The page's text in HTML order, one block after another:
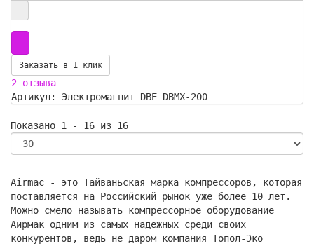
Заказать в 1 клик
2 отзыва
Артикул: Электромагнит DBE DBMX-200
Показано 1 - 16 из 16
Airmac - это Тайваньская марка компрессоров, которая
поставляется на Российский рынок уже более 10 лет.
Можно смело называть компрессорное оборудование
Аирмак одним из самых надежных среди своих
конкурентов, ведь не даром компания Топол-Эко